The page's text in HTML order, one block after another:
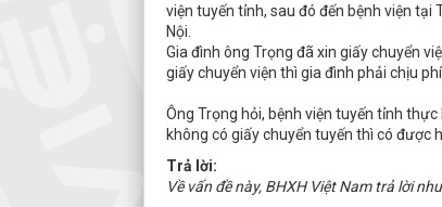
viện tuyến tỉnh, sau đó đến bệnh viện tại
Nội.
Gia đình ông Trọng đã xin giấy chuyển
giấy chuyển viện thì gia đình phải chịu
Ông Trọng hỏi, bệnh viện tuyến tỉnh
không có giấy chuyển tuyến thì có được
Trả lời:
Về vấn đề này, BHXH Việt Nam trả lời